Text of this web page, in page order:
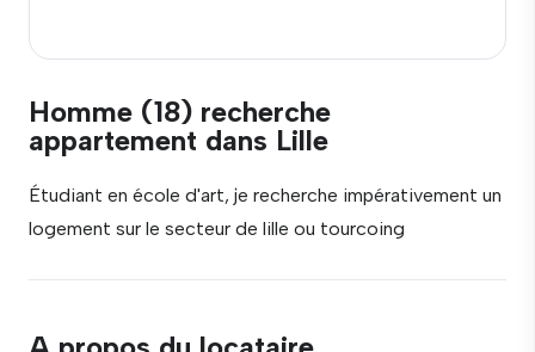
Homme (18) recherche
appartement dans Lille
Étudiant en école d'art, je recherche impérativement un
logement sur le secteur de lille ou tourcoing